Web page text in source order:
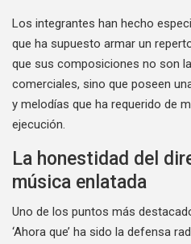
Los integrantes han hecho
que ha supuesto armar un
que sus composiciones no son
comerciales, sino que poseen
y melodías que ha requerido de
ejecución.
La honestidad del
música enlatada
Uno de los puntos más
‘Ahora que’ ha sido la defensa